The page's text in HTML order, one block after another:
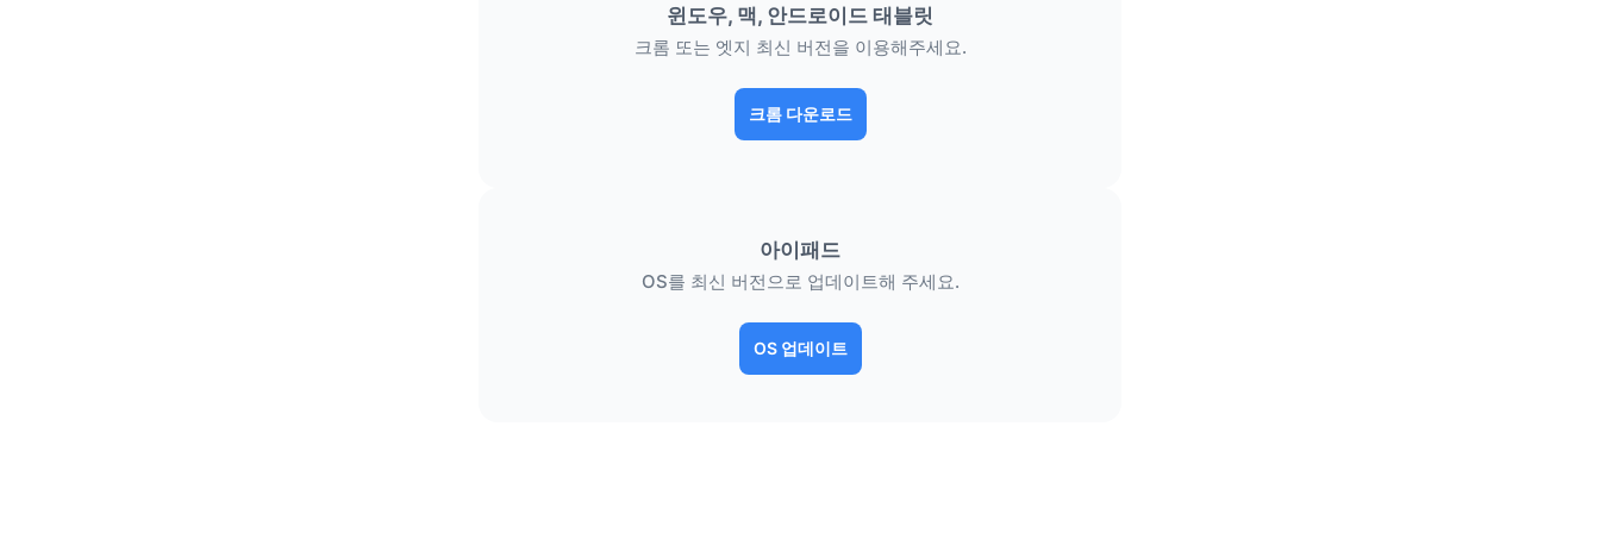
윈도우, 맥, 안드로이드 태블릿
크롬 또는 엣지 최신 버전을 이용해주세요.
크롬 다운로드
아이패드
OS를 최신 버전으로 업데이트해 주세요.
OS 업데이트